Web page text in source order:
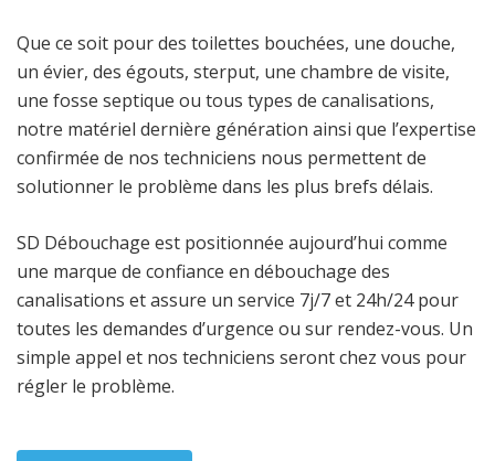
Que ce soit pour des toilettes bouchées, une douche,
un évier, des égouts, sterput, une chambre de visite,
une fosse septique ou tous types de canalisations,
notre matériel dernière génération ainsi que l’expertise
confirmée de nos techniciens nous permettent de
solutionner le problème dans les plus brefs délais.
SD Débouchage est positionnée aujourd’hui comme
une marque de confiance en débouchage des
canalisations et assure un service 7j/7 et 24h/24 pour
toutes les demandes d’urgence ou sur rendez-vous. Un
simple appel et nos techniciens seront chez vous pour
régler le problème.